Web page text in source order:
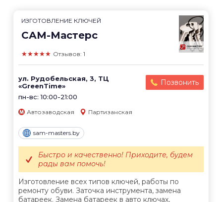
ИЗГОТОВЛЕНИЕ КЛЮЧЕЙ
САМ-Мастерс
★★★★★ Отзывов: 1
ул. Рудобельская, 3, ТЦ
«GreenTime»
пн-вс: 10:00-21:00
Позвонить
Автозаводская Партизанская
sam-masters.by
Изготовление всех типов ключей, работы по
ремонту обуви. Заточка инструмента, замена
батареек. Замена батареек в авто ключах,
Быстро и качественно! Приходите, будем
рады вам помочь!